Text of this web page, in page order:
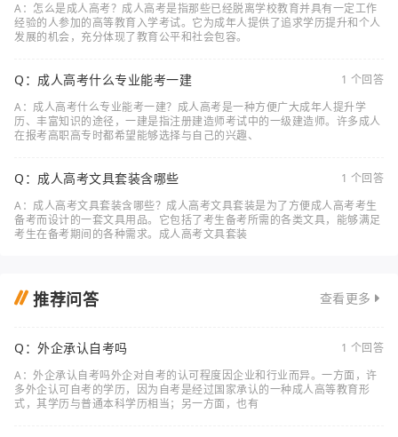
A：怎么是成人高考？成人高考是指那些已经脱离学校教育并具有一定工作
经验的人参加的高等教育入学考试。它为成年人提供了追求学历提升和个人
发展的机会，充分体现了教育公平和社会包容。
Q：成人高考什么专业能考一建
1 个回答
A：成人高考什么专业能考一建？成人高考是一种方便广大成年人提升学
历、丰富知识的途径，一建是指注册建造师考试中的一级建造师。许多成人
在报考高职高专时都希望能够选择与自己的兴趣、
Q：成人高考文具套装含哪些
1 个回答
A：成人高考文具套装含哪些？成人高考文具套装是为了方便成人高考考生
备考而设计的一套文具用品。它包括了考生备考所需的各类文具，能够满足
考生在备考期间的各种需求。成人高考文具套装
推荐问答 查看更多
Q：外企承认自考吗
1 个回答
A：外企承认自考吗外企对自考的认可程度因企业和行业而异。一方面，许
多外企认可自考的学历，因为自考是经过国家承认的一种成人高等教育形
式，其学历与普通本科学历相当；另一方面，也有